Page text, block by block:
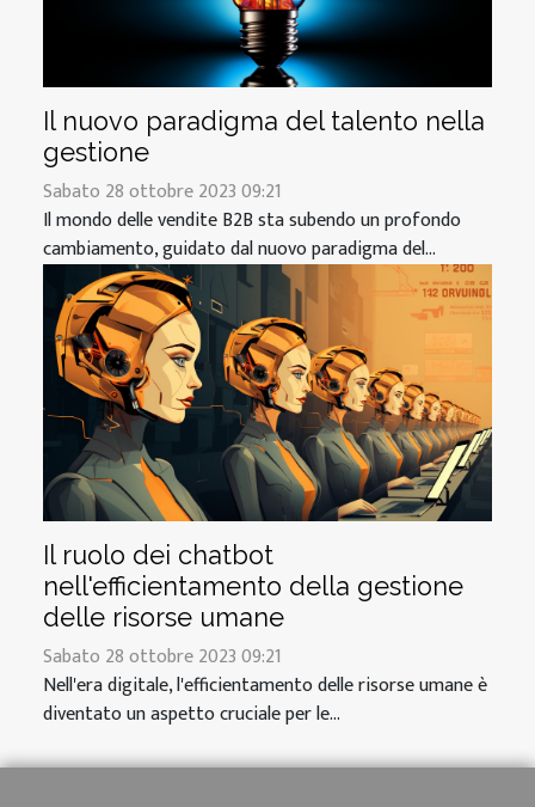
Il nuovo paradigma del talento nella
gestione
Sabato 28 ottobre 2023 09:21
Il mondo delle vendite B2B sta subendo un profondo
cambiamento, guidato dal nuovo paradigma del...
Il ruolo dei chatbot
nell'efficientamento della gestione
delle risorse umane
Sabato 28 ottobre 2023 09:21
Nell'era digitale, l'efficientamento delle risorse umane è
diventato un aspetto cruciale per le...